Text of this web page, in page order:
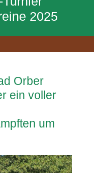
2025
Orber
ein voller
um